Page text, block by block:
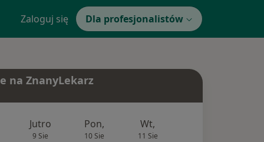
Zaloguj się Dla profesjonalistów
na ZnanyLekarz
Jutro
9 Sie
Pon,
10 Sie
Wt,
11 Sie